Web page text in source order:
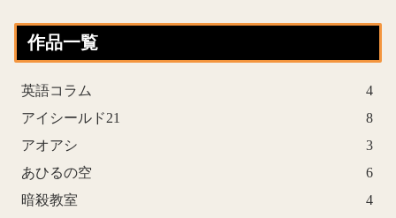
作品一覧
英語コラム
4
アイシールド21
8
アオアシ
3
あひるの空
6
暗殺教室
4